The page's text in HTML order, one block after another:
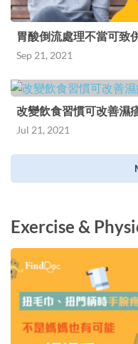
胃酸倒流處理不當可致
Sep 21, 2021
改變飲食習慣可改善濕
Jul 21, 2021
Exercise &